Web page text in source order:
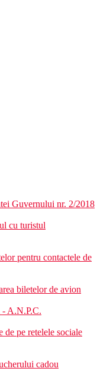
Guvernului nr. 2/2018
cu turistul
pentru contactele de
biletelor de avion
A.N.P.C.
de pe retelele sociale
cadou